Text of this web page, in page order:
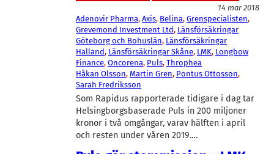
14 mar 2018
Adenovir Pharma, Axis, Belina, Grenspecialisten
Grevemond Investment Ltd, Länsförsäkringar
Göteborg och Bohuslän, Länsförsäkringar
Halland, Länsförsäkringar Skåne, LMK, Longbow
Finance, Oncorena, Puls, Throphea
Håkan Olsson, Martin Gren, Pontus Ottosson
Sarah Fredriksson
Som Rapidus rapporterade tidigare i dag tar
Helsingborgsbaserade Puls in 200 miljoner
kronor i två omgångar, varav hälften i april
och resten under våren 2019.…